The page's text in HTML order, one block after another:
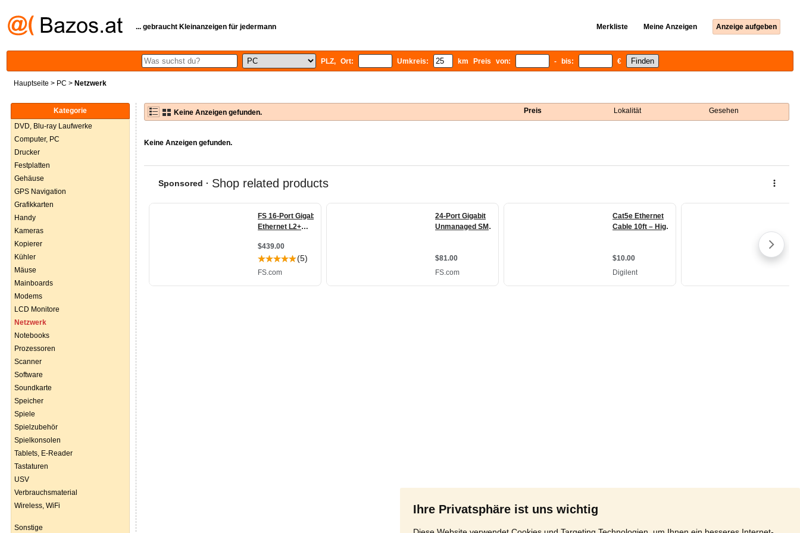
Ihre Privatsphäre ist uns wichtig
... gebraucht Kleinanzeigen für jedermann Merkliste Meine Anzeigen Anzeige aufgeben
PLZ, Ort: Umkreis: km Preis von: - bis: €
Hauptseite > PC > Netzwerk
Kategorie
DVD, Blu-ray Laufwerke
Computer, PC
Drucker
Festplatten
Gehäuse
GPS Navigation
Grafikkarten
Handy
Kameras
Kopierer
Kühler
Mäuse
Mainboards
Modems
LCD Monitore
Netzwerk
Notebooks
Prozessoren
Scanner
Software
Soundkarte
Speicher
Spiele
Spielzubehör
Spielkonsolen
Tablets, E-Reader
Tastaturen
USV
Verbrauchsmaterial
Wireless, WiFi
Sonstige
Keine Anzeigen gefunden. Preis Lokalität Gesehen
Keine Anzeigen gefunden.